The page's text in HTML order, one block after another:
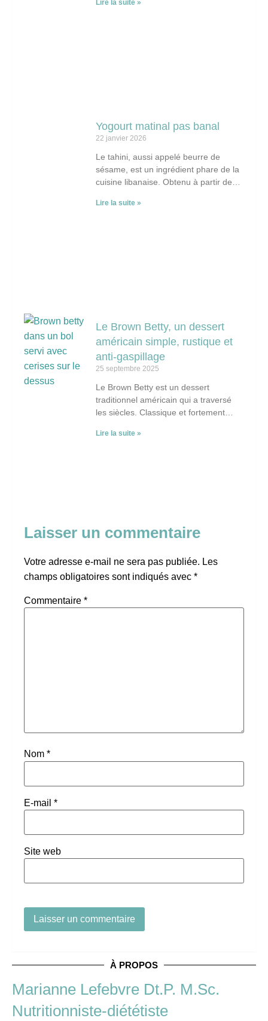
liée au
Lire la suite »
Yogourt matinal pas banal
22 janvier 2026
Le tahini, aussi appelé beurre de
sésame, est un ingrédient phare de la
cuisine libanaise. Obtenu à partir de
il
Lire la suite »
Le Brown Betty, un dessert
américain simple, rustique et
anti-gaspillage
25 septembre 2025
Le Brown Betty est un dessert
traditionnel américain qui a traversé
les siècles. Classique et fortement
familiale du XIXᵉ siècle,
Lire la suite »
Laisser un commentaire
Votre adresse e-mail ne sera pas publiée. Les
champs obligatoires sont indiqués avec *
Commentaire *
Nom *
E-mail *
Site web
À PROPOS
Marianne Lefebvre Dt.P. M.Sc.
Nutritionniste-diététiste